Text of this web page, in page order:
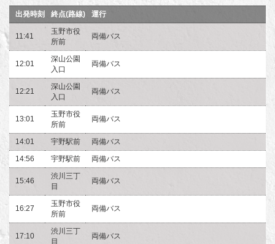
出発時刻 終点(路線) 運行
11:41
玉野市役
所前
両備バス
12:01
深山公園
入口
両備バス
12:21
深山公園
入口
両備バス
13:01
玉野市役
所前
両備バス
14:01 宇野駅前
両備バス
14:56
宇野駅前 両備バス
15:46
渋川三丁
目
両備バス
16:27
玉野市役
所前
両備バス
17:10
渋川三丁
目
両備バス